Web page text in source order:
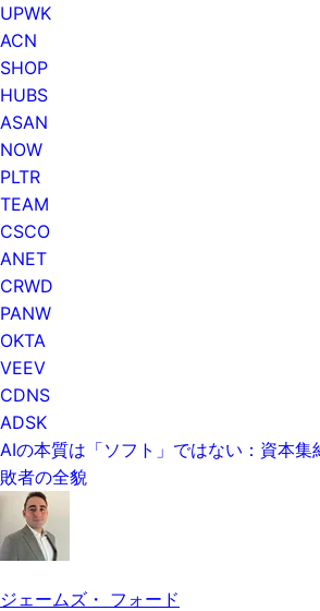
UPWK
ACN
SHOP
HUBS
ASAN
NOW
PLTR
TEAM
CSCO
ANET
CRWD
PANW
OKTA
VEEV
CDNS
ADSK
AIの本質は「ソフト」ではない：資本集
敗者の全貌
ジェームズ・ フォード